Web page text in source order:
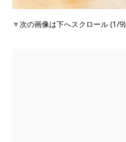
▼次の画像は下へスクロール (1/9)